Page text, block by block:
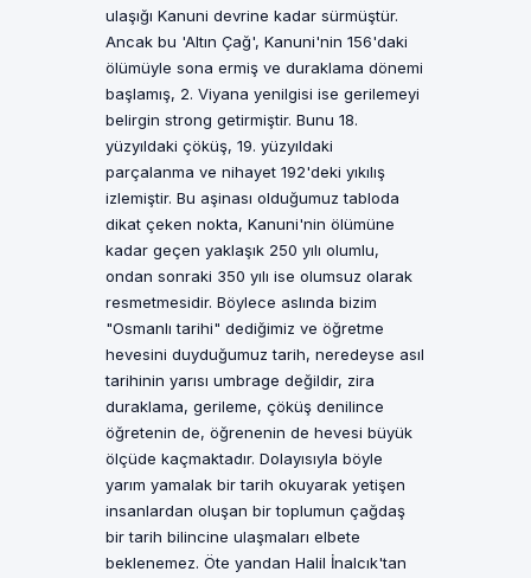
ulaşığı Kanuni devrine kadar sürmüştür.
Ancak bu 'Altın Çağ', Kanuni'nin 156'daki
ölümüyle sona ermiş ve duraklama dönemi
başlamış, 2. Viyana yenilgisi ise gerilemeyi
belirgin strong getirmiştir. Bunu 18.
yüzyıldaki çöküş, 19. yüzyıldaki
parçalanma ve nihayet 192'deki yıkılış
izlemiştir. Bu aşinası olduğumuz tabloda
dikat çeken nokta, Kanuni'nin ölümüne
kadar geçen yaklaşık 250 yılı olumlu,
ondan sonraki 350 yılı ise olumsuz olarak
resmetmesidir. Böylece aslında bizim
"Osmanlı tarihi" dediğimiz ve öğretme
hevesini duyduğumuz tarih, neredeyse asıl
tarihinin yarısı umbrage değildir, zira
duraklama, gerileme, çöküş denilince
öğretenin de, öğrenenin de hevesi büyük
ölçüde kaçmaktadır. Dolayısıyla böyle
yarım yamalak bir tarih okuyarak yetişen
insanlardan oluşan bir toplumun çağdaş
bir tarih bilincine ulaşmaları elbete
beklenemez. Öte yandan Halil İnalcık'tan